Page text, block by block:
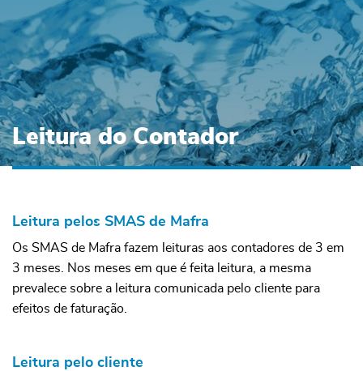
Leitura do Contador
Leitura pelos SMAS de Mafra
Os SMAS de Mafra fazem leituras aos contadores de 3 em
3 meses. Nos meses em que é feita leitura, a mesma
prevalece sobre a leitura comunicada pelo cliente para
efeitos de faturação.
Leitura pelo cliente